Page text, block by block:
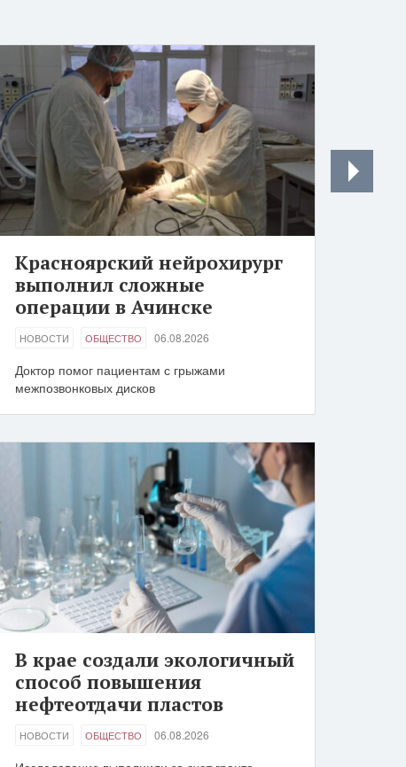
Красноярский нейрохирург
выполнил сложные
операции в Ачинске
НОВОСТИ ОБЩЕСТВО 06.08.2026
Доктор помог пациентам с грыжами
межпозвонковых дисков
В крае создали экологичный
способ повышения
нефтеотдачи пластов
НОВОСТИ ОБЩЕСТВО 06.08.2026